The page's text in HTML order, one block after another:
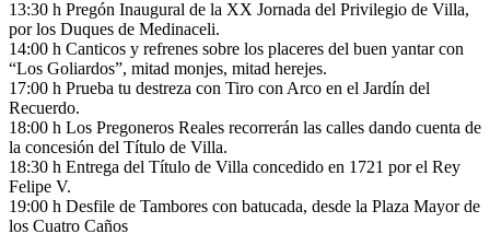
13:30 h Pregón Inaugural de la XX Jornada del Privilegio de Villa,
por los Duques de Medinaceli.
14:00 h Canticos y refrenes sobre los placeres del buen yantar con
“Los Goliardos”, mitad monjes, mitad herejes.
17:00 h Prueba tu destreza con Tiro con Arco en el Jardín del
Recuerdo.
18:00 h Los Pregoneros Reales recorrerán las calles dando cuenta de
la concesión del Título de Villa.
18:30 h Entrega del Título de Villa concedido en 1721 por el Rey
Felipe V.
19:00 h Desfile de Tambores con batucada, desde la Plaza Mayor de
los Cuatro Caños